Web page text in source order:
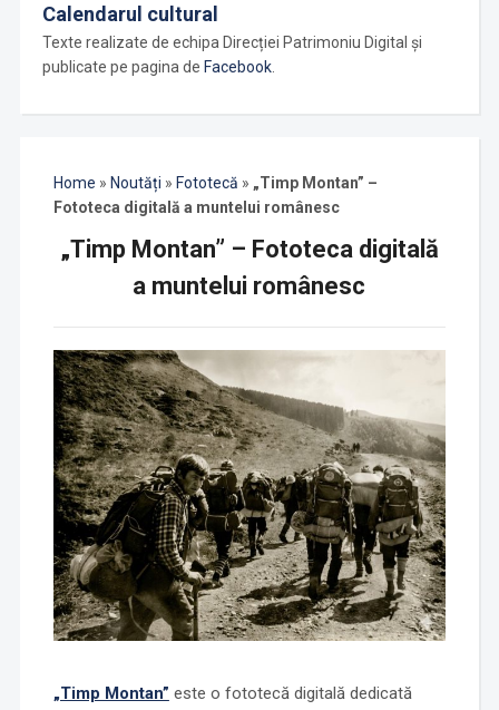
Calendarul cultural
Texte realizate de echipa Direcției Patrimoniu Digital și
publicate pe pagina de Facebook.
Home » Noutăți » Fototecă » „Timp Montan” –
Fototeca digitală a muntelui românesc
„Timp Montan” – Fototeca digitală
a muntelui românesc
„Timp Montan” este o fototecă digitală dedicată